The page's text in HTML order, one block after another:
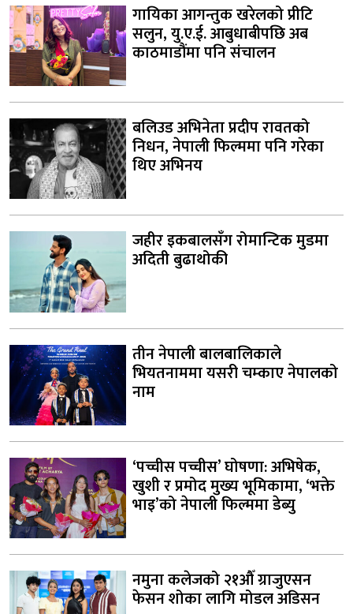
गायिका आगन्तुक खरेलको प्रीटि
सलुन, यु.ए.ई. आबुधाबीपछि अब
काठमाडौंमा पनि संचालन
बलिउड अभिनेता प्रदीप रावतको
निधन, नेपाली फिल्ममा पनि गरेका
थिए अभिनय
जहीर इकबालसँग रोमान्टिक मुडमा
अदिती बुढाथोकी
तीन नेपाली बालबालिकाले
भियतनाममा यसरी चम्काए नेपालको
नाम
‘पच्चीस पच्चीस’ घोषणा: अभिषेक,
खुशी र प्रमोद मुख्य भूमिकामा, ‘भक्ते
भाइ’को नेपाली फिल्ममा डेब्यु
नमुना कलेजको २१औँ ग्राजुएसन
फेसन शोका लागि मोडल अडिसन